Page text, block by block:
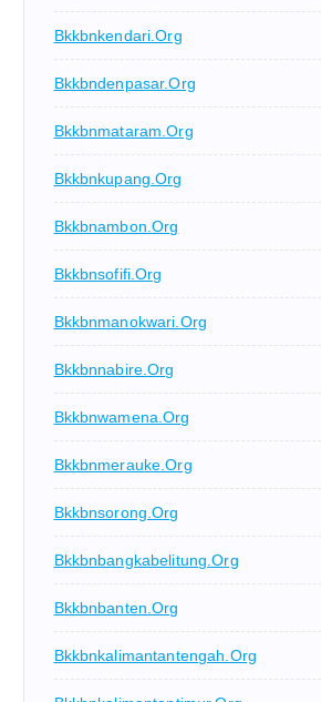
Bkkbnkendari.org
Bkkbndenpasar.org
Bkkbnmataram.org
Bkkbnkupang.org
Bkkbnambon.org
Bkkbnsofifi.org
Bkkbnmanokwari.org
Bkkbnnabire.org
Bkkbnwamena.org
Bkkbnmerauke.org
Bkkbnsorong.org
Bkkbnbangkabelitung.org
Bkkbnbanten.org
Bkkbnkalimantantengah.org